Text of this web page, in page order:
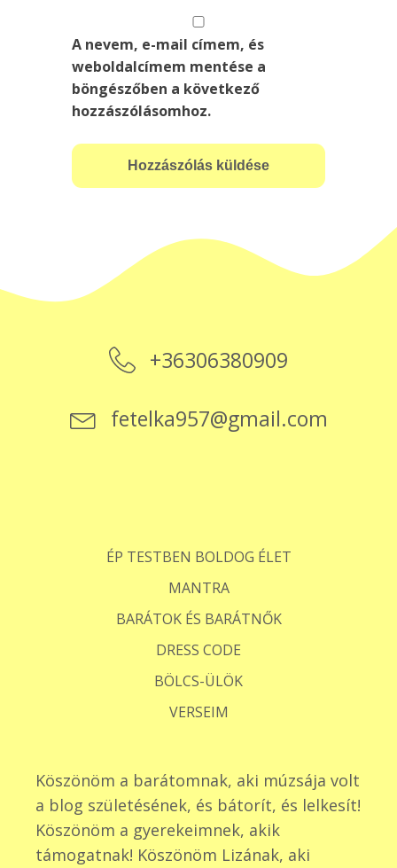
A nevem, e-mail címem, és
weboldalcímem mentése a
böngészőben a következő
hozzászólásomhoz.
+36306380909
fetelka957@gmail.com
ÉP TESTBEN BOLDOG ÉLET
MANTRA
BARÁTOK ÉS BARÁTNŐK
DRESS CODE
BÖLCS-ÜLÖK
VERSEIM
Köszönöm a barátomnak, aki múzsája volt
a blog születésének, és bátorít, és lelkesít!
Köszönöm a gyerekeimnek, akik
támogatnak! Köszönöm Lizának, aki